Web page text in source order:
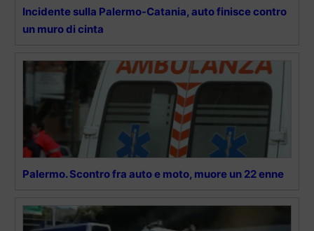
Incidente sulla Palermo-Catania, auto finisce contro
un muro di cinta
Palermo. Scontro fra auto e moto, muore un 22 enne